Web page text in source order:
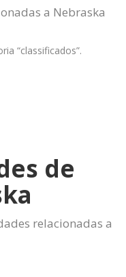
a Nebraska
“classificados”.
de
relacionadas a